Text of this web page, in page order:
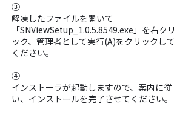
③
解凍したファイルを開いて
「SNViewSetup_1.0.5.8549.exe」を右クリ
ック、管理者として実行(A)をクリックして
ください。
④
インストーラが起動しますので、案内に従
い、インストールを完了させてください。